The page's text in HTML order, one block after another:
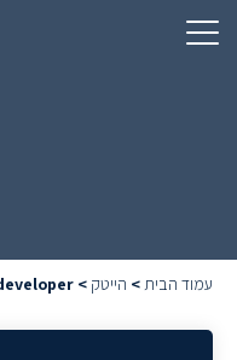
עמוד הבית> הייטק >